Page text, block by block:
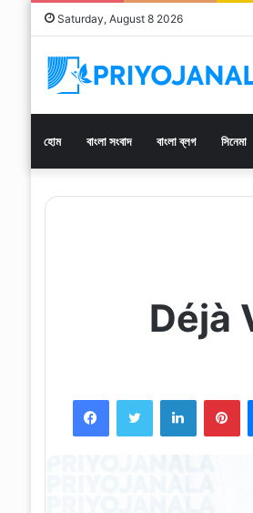
Saturday, August 8 2026
হোম বাংলা সংবাদ বাংলা ব্লগ সিনেমা
Déjà
Facebook Twitter LinkedIn Pinterest